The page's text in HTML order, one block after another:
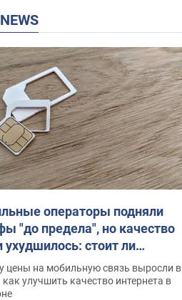
NEWS
операторы подняли
"до предела", но качество
ухудшилось: стоит ли
на цены
цены на мобильную связь выросли в
улучшить качество интернета в